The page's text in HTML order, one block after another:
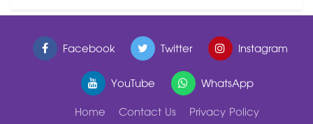
Facebook Twitter
Instagram
YouTube
WhatsApp
Home
Contact Us
Privacy Policy